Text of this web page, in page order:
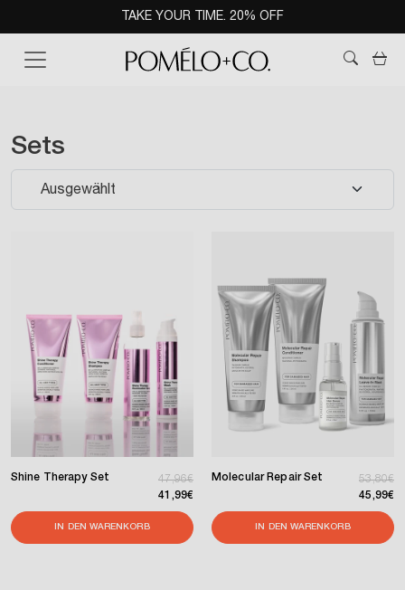
Read
TAKE YOUR TIME. 20% OFF
Kategorie:
Sets
Shine Therapy Set Normaler Preis
47,96€
Verkaufspreis
41,99€
IN DEN WARENKORB
Molecular Repair Set 53,80€
45,99€
IN DEN WARENKORB